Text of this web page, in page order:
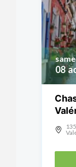
08